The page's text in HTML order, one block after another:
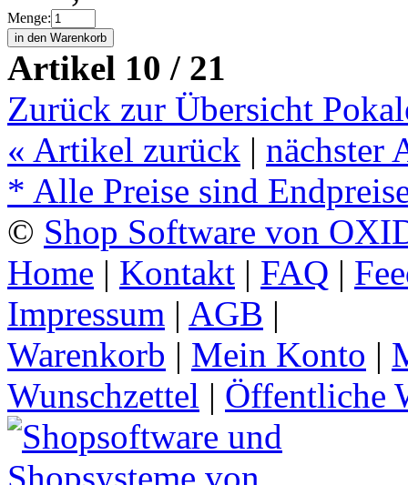
Menge:
Artikel 10 / 21
Zurück zur Übersicht
« Artikel zurück | nächster
* Alle Preise sind
© Shop Software von
Home | Kontakt | FAQ |
Impressum | AGB |
Warenkorb | Mein Konto |
Wunschzettel | Öffentliche